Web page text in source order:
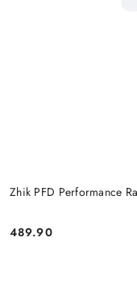
Zhik PFD Performance
Cena:
489.90